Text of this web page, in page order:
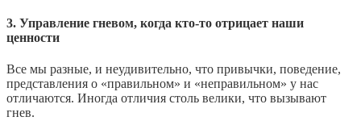
3. Управление гневом, когда кто-то отрицает наши
ценности
Все мы разные, и неудивительно, что привычки, поведение,
представления о «правильном» и «неправильном» у нас
отличаются. Иногда отличия столь велики, что вызывают
гнев.